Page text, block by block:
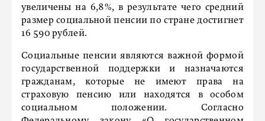
увеличены на 6,8%, в результате чего средний
размер социальной пенсии по стране достигнет
16 590 рублей.
Социальные пенсии являются важной формой
государственной поддержки и назначаются
гражданам, которые не имеют права на
страховую пенсию или находятся в особом
социальном положении. Согласно